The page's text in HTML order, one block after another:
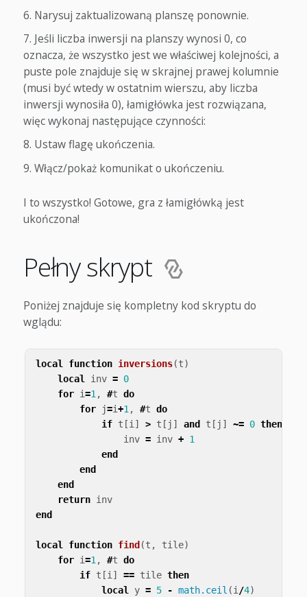
Narysuj zaktualizowaną planszę ponownie.
Jeśli liczba inwersji na planszy wynosi 0, co
oznacza, że wszystko jest we właściwej kolejności, a
puste pole znajduje się w skrajnej prawej kolumnie
(musi być wtedy w ostatnim wierszu, aby liczba
inwersji wynosiła 0), łamigłówka jest rozwiązana,
więc wykonaj następujące czynności:
Ustaw flagę ukończenia.
Włącz/pokaż komunikat o ukończeniu.
I to wszystko! Gotowe, gra z łamigłówką jest
ukończona!
Pełny skrypt
Poniżej znajduje się kompletny kod skryptu do
wglądu:
local function inversions(t)
local inv = 0
for i=1, #t do
for
j=i+1, #t do
if t [i] > t [ j ] and t [ j ] ~= 0 then
inv = inv + 1
end
end
end
return inv
end
local function find (t , tile)
for i=1, #t do
if t [i] == tile then
local y = 5 - math.ceil (i/4)